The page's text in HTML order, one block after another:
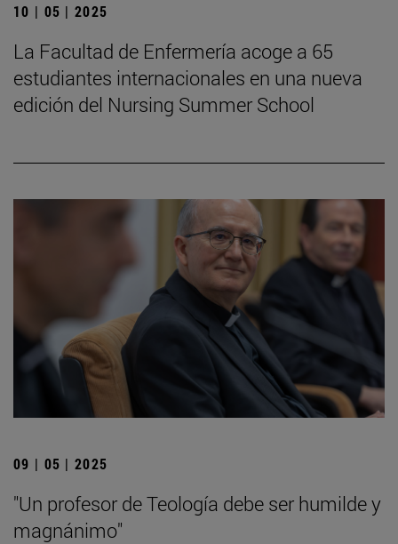
10 | 05 | 2025
La Facultad de Enfermería acoge a 65
estudiantes internacionales en una nueva
edición del Nursing Summer School
09 | 05 | 2025
"Un profesor de Teología debe ser humilde y
magnánimo"